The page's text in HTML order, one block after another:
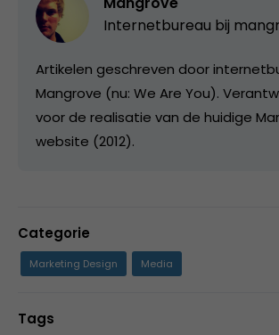
Internetbureau bij
Artikelen geschreven door
Mangrove (nu: We Are You).
voor de realisatie van de huidige
website (2012).
Categorie
Marketing Design Media
Tags